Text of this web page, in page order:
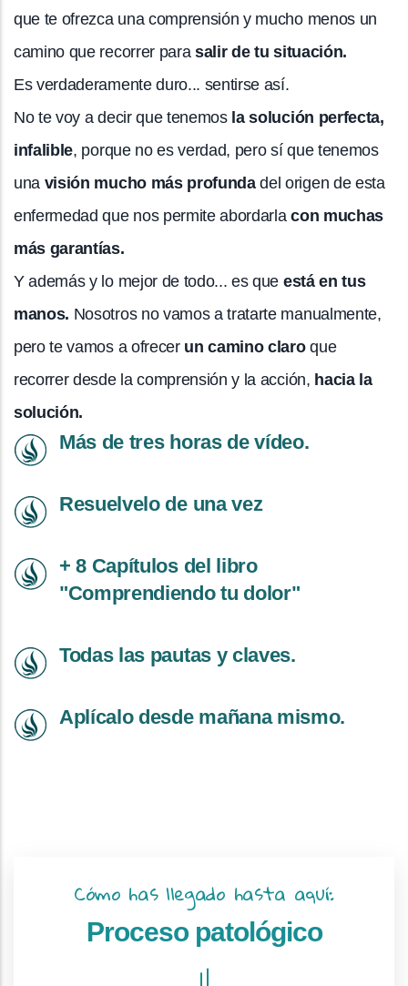
que te ofrezca una comprensión y mucho menos un
camino que recorrer para salir de tu situación.
Es verdaderamente duro... sentirse así.
No te voy a decir que tenemos la solución perfecta,
infalible, porque no es verdad, pero sí que tenemos
una visión mucho más profundadel origen de esta
enfermedad que nos permite abordarlacon muchas
más garantías.
Y además y lo mejor de todo... es que está en tus
manos. Nosotros no vamos a tratarte manualmente,
pero te vamos a ofrecer un camino claroque
recorrer desde la comprensión y la acción, hacia la
solución.
Más de tres horas de vídeo.
Resuelvelo de una vez
+ 8 Capítulos del libro
"Comprendiendo tu dolor"
Todas las pautas y claves.
Aplícalo desde mañana mismo.
Cómo has llegado hasta aquí:
Proceso patológico